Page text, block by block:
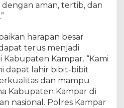
aman, tertib, dan
harapan besar
terus menjadi
Kampar. “Kami
dapat lahir bibit-bibit
dan mampu
Kabupaten Kampar di
nasional. Polres Kampar